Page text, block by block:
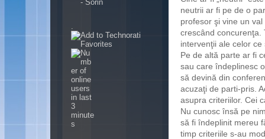
neutrii ar fi pe de o
profesor şi vine un
crescând concurenţa.
intervenţii ale celor
Pe de altă parte ar fi
sau care îndeplinesc
să devină din
acuzaţi de parti-pris.
asupra criteriilor. Cei
Nu cunosc însă pe
să fi îndeplinit mereu
timp criteriile s-au
- Sorin